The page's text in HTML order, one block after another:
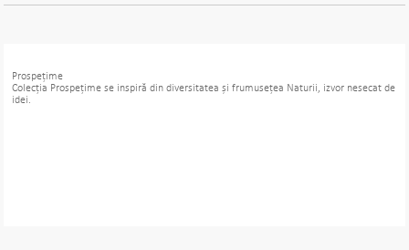
Prospeţime
Colecţia Prospeţime se inspiră din diversitatea şi frumuseţea Naturii, izvor nesecat de
idei.